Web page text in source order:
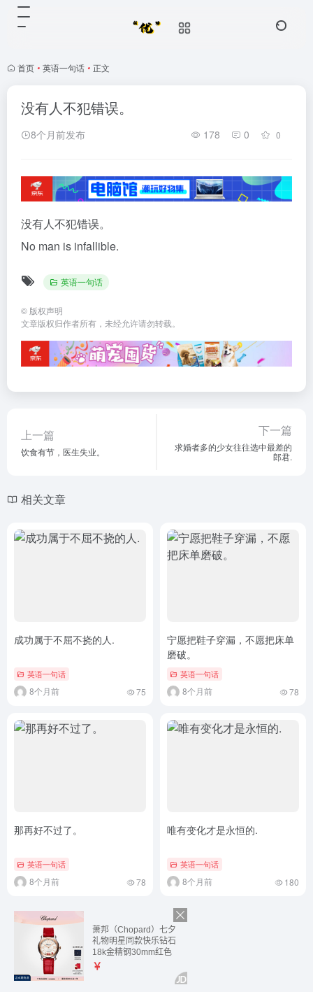
首页 • 英语一句话 • 正文
没有人不犯错误。
8个月前发布 178 0 0
没有人不犯错误。
No man is infallible.
英语一句话
© 版权声明
文章版权归作者所有，未经允许请勿转载。
上一篇
饮食有节，医生失业。
下一篇
求婚者多的少女往往选中最差的
郎君.
相关文章
成功属于不屈不挠的人.
英语一句话
8个月前 75
宁愿把鞋子穿漏，不愿把床单
磨破。
英语一句话
8个月前 78
那再好不过了。
英语一句话
8个月前 78
唯有变化才是永恒的.
英语一句话
8个月前 180